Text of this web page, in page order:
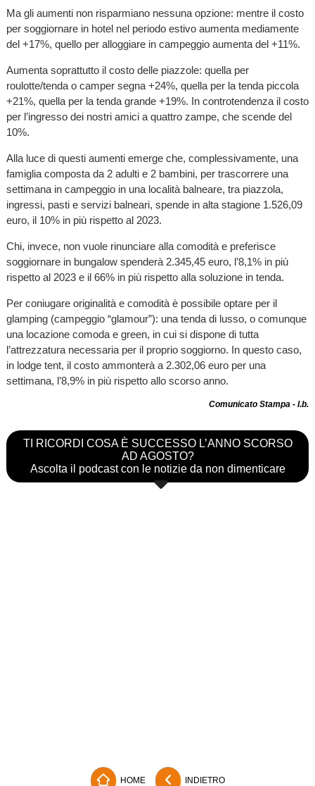
Ma gli aumenti non risparmiano nessuna opzione: mentre il costo
per soggiornare in hotel nel periodo estivo aumenta mediamente
del +17%, quello per alloggiare in campeggio aumenta del +11%.
Aumenta soprattutto il costo delle piazzole: quella per
roulotte/tenda o camper segna +24%, quella per la tenda piccola
+21%, quella per la tenda grande +19%. In controtendenza il costo
per l’ingresso dei nostri amici a quattro zampe, che scende del
10%.
Alla luce di questi aumenti emerge che, complessivamente, una
famiglia composta da 2 adulti e 2 bambini, per trascorrere una
settimana in campeggio in una località balneare, tra piazzola,
ingressi, pasti e servizi balneari, spende in alta stagione 1.526,09
euro, il 10% in più rispetto al 2023.
Chi, invece, non vuole rinunciare alla comodità e preferisce
soggiornare in bungalow spenderà 2.345,45 euro, l’8,1% in più
rispetto al 2023 e il 66% in più rispetto alla soluzione in tenda.
Per coniugare originalità e comodità è possibile optare per il
glamping (campeggio “glamour”): una tenda di lusso, o comunque
una locazione comoda e green, in cui si dispone di tutta
l’attrezzatura necessaria per il proprio soggiorno. In questo caso,
in lodge tent, il costo ammonterà a 2.302,06 euro per una
settimana, l’8,9% in più rispetto allo scorso anno.
Comunicato Stampa - l.b.
TI RICORDI COSA È SUCCESSO L’ANNO SCORSO
AD AGOSTO?
Ascolta il podcast con le notizie da non dimenticare
HOME INDIETRO